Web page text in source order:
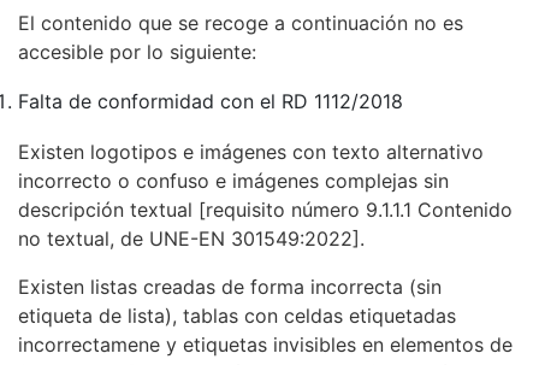
El contenido que se recoge a continuación no es
accesible por lo siguiente:
Falta de conformidad con el RD 1112/2018
Existen logotipos e imágenes con texto alternativo
incorrecto o confuso e imágenes complejas sin
descripción textual [requisito número 9.1.1.1 Contenido
no textual, de UNE-EN 301549:2022].
Existen listas creadas de forma incorrecta (sin
etiqueta de lista), tablas con celdas etiquetadas
incorrectamene y etiquetas invisibles en elementos de